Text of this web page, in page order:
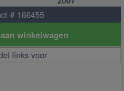
# 166455
winkelwagen